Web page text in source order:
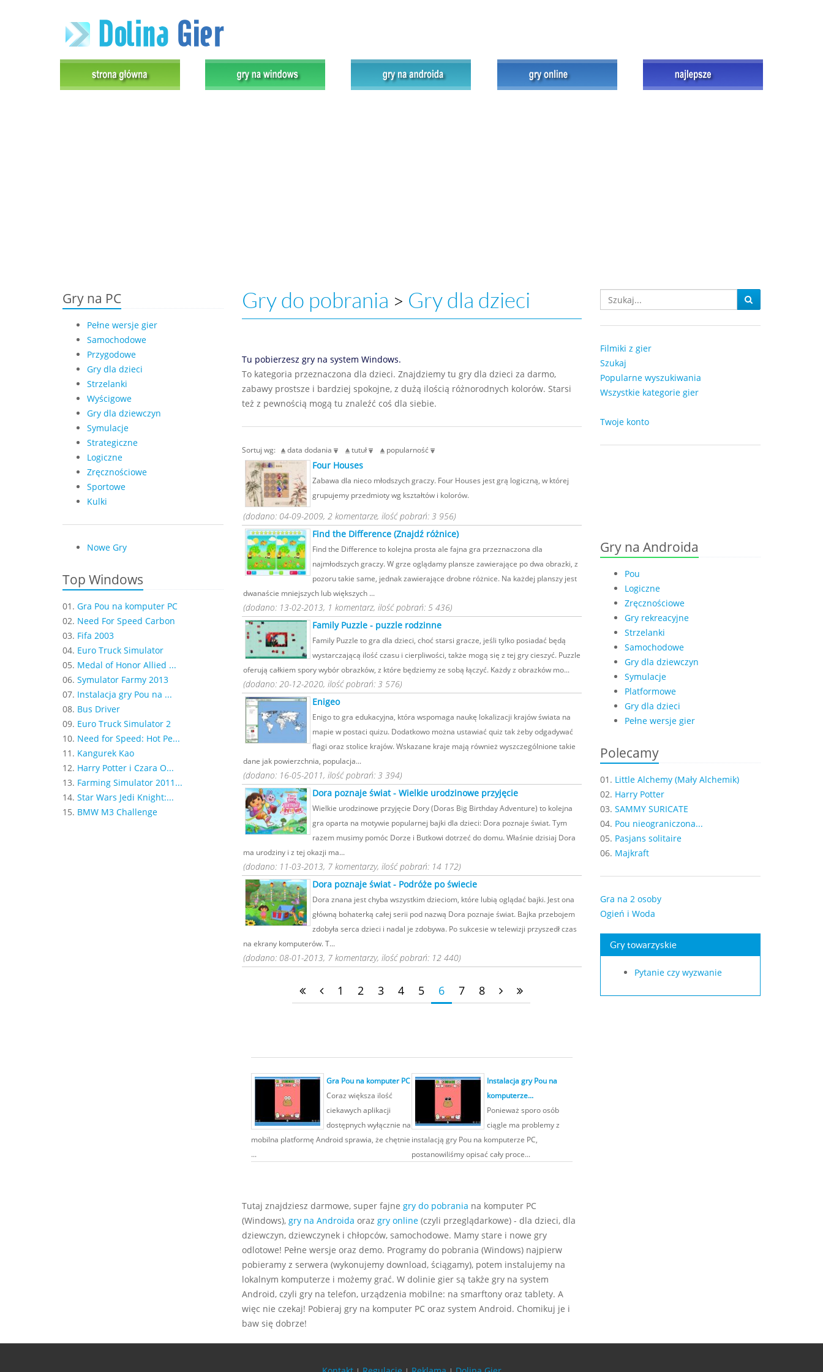
Gry na PC
Pełne wersje gier
Samochodowe
Przygodowe
Gry dla dzieci
Strzelanki
Wyścigowe
Gry dla dziewczyn
Symulacje
Strategiczne
Logiczne
Zręcznościowe
Sportowe
Kulki
Nowe Gry
Top Windows
01. Gra Pou na komputer PC
02. Need For Speed Carbon
03. Fifa 2003
04. Euro Truck Simulator
05. Medal of Honor Allied ...
06. Symulator Farmy 2013
07. Instalacja gry Pou na ...
08. Bus Driver
09. Euro Truck Simulator 2
10. Need for Speed: Hot Pe...
11. Kangurek Kao
12. Harry Potter i Czara O...
13. Farming Simulator 2011...
14. Star Wars Jedi Knight:...
15. BMW M3 Challenge
Gry do pobrania > Gry dla dzieci
Tu pobierzesz gry na system Windows.
To kategoria przeznaczona dla dzieci. Znajdziemy tu gry dla dzieci za darmo,
zabawy prostsze i bardziej spokojne, z dużą ilością różnorodnych kolorów. Starsi
też z pewnością mogą tu znaleźć coś dla siebie.
Sortuj wg: data dodania tutuł popularność
Four Houses
Zabawa dla nieco młodszych graczy. Four Houses jest grą logiczną, w której
grupujemy przedmioty wg kształtów i kolorów.
(dodano: 04-09-2009, 2 komentarze, ilość pobrań: 3 956)
Find the Difference (Znajdź różnice)
Find the Difference to kolejna prosta ale fajna gra przeznaczona dla
najmłodszych graczy. W grze oglądamy plansze zawierające po dwa obrazki, z
pozoru takie same, jednak zawierające drobne różnice. Na każdej planszy jest
dwanaście mniejszych lub większych ...
(dodano: 13-02-2013, 1 komentarz, ilość pobrań: 5 436)
Family Puzzle - puzzle rodzinne
Family Puzzle to gra dla dzieci, choć starsi gracze, jeśli tylko posiadać będą
wystarczającą ilość czasu i cierpliwości, także mogą się z tej gry cieszyć. Puzzle
oferują całkiem spory wybór obrazków, z które będziemy ze sobą łączyć. Każdy z obrazków mo...
(dodano: 20-12-2020, ilość pobrań: 3 576)
Enigeo
Enigo to gra edukacyjna, która wspomaga naukę lokalizacji krajów świata na
mapie w postaci quizu. Dodatkowo można ustawiać quiz tak żeby odgadywać
flagi oraz stolice krajów. Wskazane kraje mają również wyszczególnione takie
dane jak powierzchnia, populacja...
(dodano: 16-05-2011, ilość pobrań: 3 394)
Dora poznaje świat - Wielkie urodzinowe przyjęcie
Wielkie urodzinowe przyjęcie Dory (Doras Big Birthday Adventure) to kolejna
gra oparta na motywie popularnej bajki dla dzieci: Dora poznaje świat. Tym
razem musimy pomóc Dorze i Butkowi dotrzeć do domu. Właśnie dzisiaj Dora
ma urodziny i z tej okazji ma...
(dodano: 11-03-2013, 7 komentarzy, ilość pobrań: 14 172)
Dora poznaje świat - Podróże po świecie
Dora znana jest chyba wszystkim dzieciom, które lubią oglądać bajki. Jest ona
główną bohaterką całej serii pod nazwą Dora poznaje świat. Bajka przebojem
zdobyła serca dzieci i nadal je zdobywa. Po sukcesie w telewizji przyszedł czas
na ekrany komputerów. T...
(dodano: 08-01-2013, 7 komentarzy, ilość pobrań: 12 440)
1 2 3 4 5 6 7 8
Gra Pou na komputer PC
Coraz większa ilość
ciekawych aplikacji
dostępnych wyłącznie na
mobilna platformę Android sprawia, że chętnie
...
Instalacja gry Pou na
komputerze...
Ponieważ sporo osób
ciągle ma problemy z
instalacją gry Pou na komputerze PC,
postanowiliśmy opisać cały proce...
Tutaj znajdziesz darmowe, super fajne gry do pobrania na komputer PC
(Windows), gry na Androida oraz gry online(czyli przeglądarkowe) - dla dzieci, dla
dziewczyn, dziewczynek i chłopców, samochodowe. Mamy stare i nowe gry
odlotowe! Pełne wersje oraz demo. Programy do pobrania (Windows) najpierw
pobieramy z serwera (wykonujemy download, ściągamy), potem instalujemy na
lokalnym komputerze i możemy grać. W dolinie gier są także gry na system
Android, czyli gry na telefon, urządzenia mobilne: na smarftony oraz tablety. A
więc nie czekaj! Pobieraj gry na komputer PC oraz system Android. Chomikuj je i
baw się dobrze!
Filmiki z gier
Szukaj
Popularne wyszukiwania
Wszystkie kategorie gier
Twoje konto
Gry na Androida
Pou
Logiczne
Zręcznościowe
Gry rekreacyjne
Strzelanki
Samochodowe
Gry dla dziewczyn
Symulacje
Platformowe
Gry dla dzieci
Pełne wersje gier
Polecamy
01. Little Alchemy (Mały Alchemik)
02. Harry Potter
03. SAMMY SURICATE
04. Pou nieograniczona...
05. Pasjans solitaire
06. Majkraft
Gra na 2 osoby
Ogień i Woda
Gry towarzyskie
Pytanie czy wyzwanie